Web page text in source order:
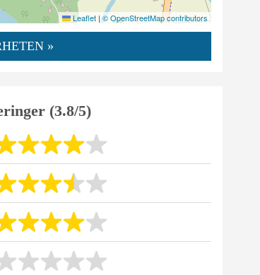
Leaflet | © OpenStreetMap contributors
»
(3.8/5)